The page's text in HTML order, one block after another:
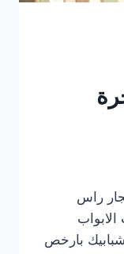
منجرة
راس
الابواب
بارخص